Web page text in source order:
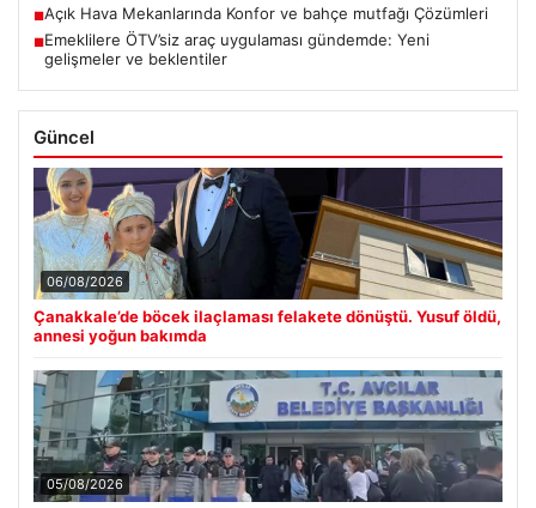
■Açık Hava Mekanlarında Konfor ve bahçe mutfağı Çözümleri
■Emeklilere ÖTV’siz araç uygulaması gündemde: Yeni
gelişmeler ve beklentiler
Güncel
06/08/2026
Çanakkale’de böcek ilaçlaması felakete dönüştü. Yusuf öldü,
annesi yoğun bakımda
05/08/2026